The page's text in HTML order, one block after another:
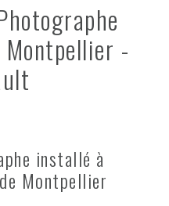
-
installé à
Montpellier